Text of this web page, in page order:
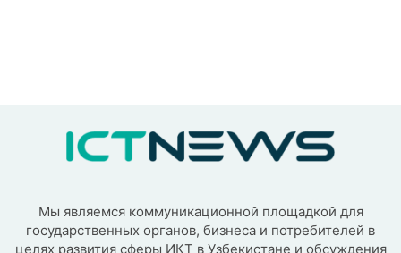
Мы являемся коммуникационной площадкой для
государственных органов, бизнеса и потребителей в
целях развития сферы ИКТ в Узбекистане и обсуждения